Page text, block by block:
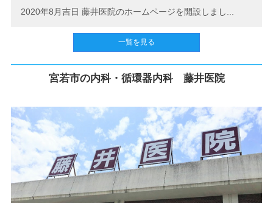
2020年8月吉日 藤井医院のホームページを開設しまし...
一覧を見る
宮若市の内科・循環器内科 藤井医院